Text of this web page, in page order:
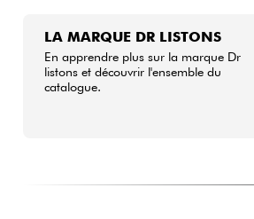
LA MARQUE DR LISTONS
En apprendre plus sur la marque Dr
listons et découvrir l'ensemble du
catalogue.